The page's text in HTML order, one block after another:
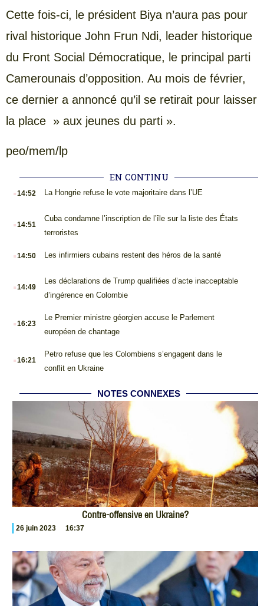
Cette fois-ci, le président Biya n’aura pas pour
rival historique John Frun Ndi, leader historique
du Front Social Démocratique, le principal parti
Camerounais d’opposition. Au mois de février,
ce dernier a annoncé qu’il se retirait pour laisser
la place » aux jeunes du parti ».
peo/mem/lp
EN CONTINU
.14:52 La Hongrie refuse le vote majoritaire dans l’UE
.14:51
Cuba condamne l’inscription de l’île sur la liste des États
terroristes
.14:50 Les infirmiers cubains restent des héros de la santé
.14:49
Les déclarations de Trump qualifiées d’acte inacceptable
d’ingérence en Colombie
.16:23
Le Premier ministre géorgien accuse le Parlement
européen de chantage
.16:21
Petro refuse que les Colombiens s’engagent dans le
conflit en Ukraine
NOTES CONNEXES
Contre-offensive en Ukraine?
26 juin 2023 16:37